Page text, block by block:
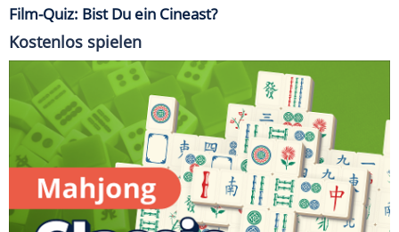
Film-Quiz: Bist Du ein Cineast?
Kostenlos spielen